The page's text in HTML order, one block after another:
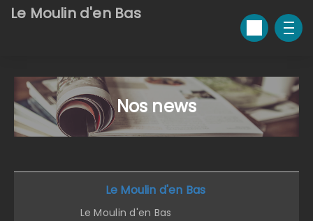
Le Moulin d'en Bas
Nos news
Le Moulin d'en Bas
Le Moulin d'en Bas